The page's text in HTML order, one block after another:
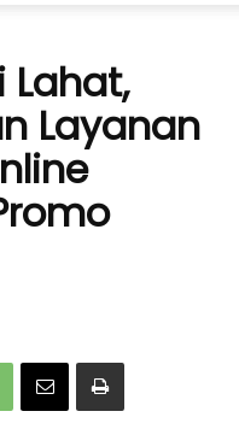
Lahat,
Layanan